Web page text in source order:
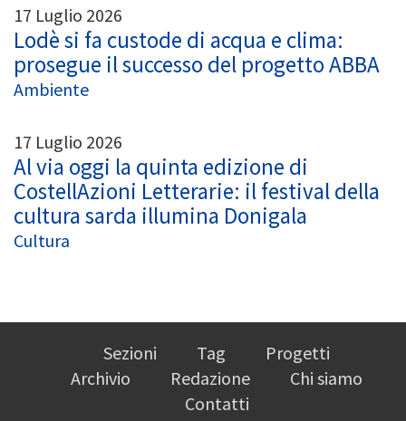
17 Luglio 2026
Lodè si fa custode di acqua e clima:
prosegue il successo del progetto ABBA
Ambiente
17 Luglio 2026
Al via oggi la quinta edizione di
CostellAzioni Letterarie: il festival della
cultura sarda illumina Donigala
Cultura
Sezioni Tag
Progetti
Archivio
Redazione
Chi siamo
Contatti